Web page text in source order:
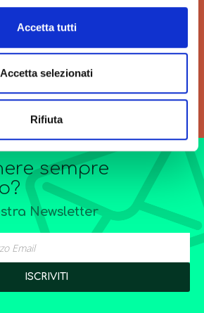
Accetta tutti
Accetta selezionati
Rifiuta
unica
l’elaborazione di offerte di
forniture particolarmente
sempre
Newsletter